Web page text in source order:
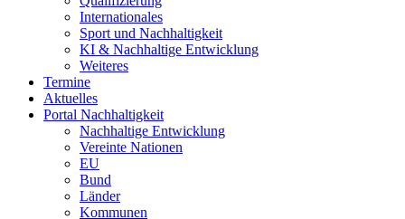
Internationales
Sport und Nachhaltigkeit
KI & Nachhaltige Entwicklung
Weiteres
Termine
Aktuelles
Portal Nachhaltigkeit
Nachhaltige Entwicklung
Vereinte Nationen
EU
Bund
Länder
Kommunen